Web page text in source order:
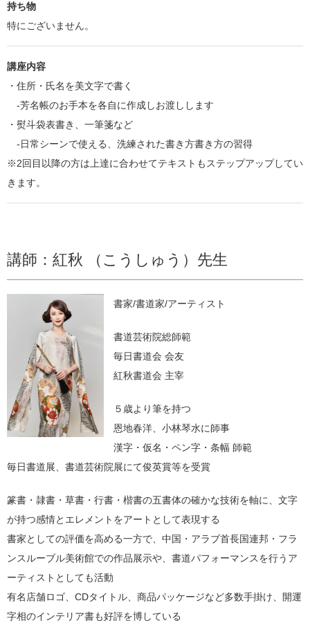
持ち物
特にございません。
講座内容
・住所・氏名を美文字で書く
-芳名帳のお手本を各自に作成しお渡しします
・熨斗袋表書き、一筆箋など
-日常シーンで使える、洗練された書き方書き方の習得
※2回目以降の方は上達に合わせてテキストもステップアップしてい
きます。
講師：紅秋 （こうしゅう）先生
書家/書道家/アーティスト
書道芸術院総師範
毎日書道会 会友
紅秋書道会 主宰
５歳より筆を持つ
恩地春洋、小林琴水に師事
漢字・仮名・ペン字・条幅 師範
毎日書道展、書道芸術院展にて俊英賞等を受賞
篆書・隷書・草書・行書・楷書の五書体の確かな技術を軸に、文字
が持つ感情とエレメントをアートとして表現する
書家としての評価を高める一方で、中国・アラブ首長国連邦・フラ
ンスルーブル美術館での作品展示や、書道パフォーマンスを行うア
ーティストとしても活動
有名店舗ロゴ、CDタイトル、商品パッケージなど多数手掛け、開運
字相のインテリア書も好評を博している